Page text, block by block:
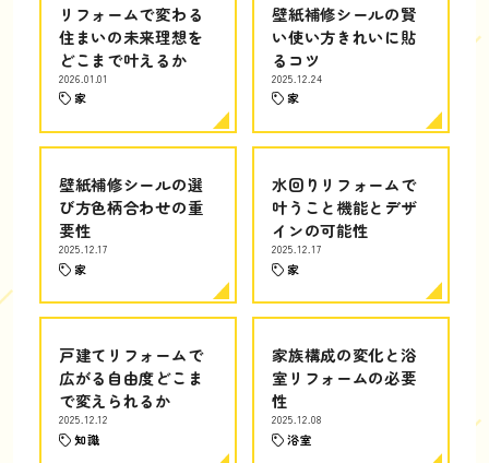
リフォームで変わる
住まいの未来理想を
どこまで叶えるか
2026.01.01
家
壁紙補修シールの賢
い使い方きれいに貼
るコツ
2025.12.24
家
壁紙補修シールの選
び方色柄合わせの重
要性
2025.12.17
家
水回りリフォームで
叶うこと機能とデザ
インの可能性
2025.12.17
家
戸建てリフォームで
広がる自由度どこま
で変えられるか
2025.12.12
知識
家族構成の変化と浴
室リフォームの必要
性
2025.12.08
浴室